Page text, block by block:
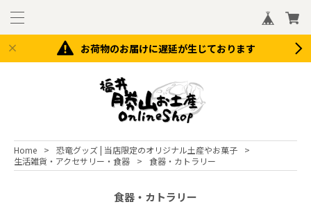
お荷物のお届けに遅延が生じております
Home
恐竜グッズ | 当店限定のオリジナル土産やお菓子
生活雑貨・アクセサリー・食器
食器・カトラリー
食器・カトラリー